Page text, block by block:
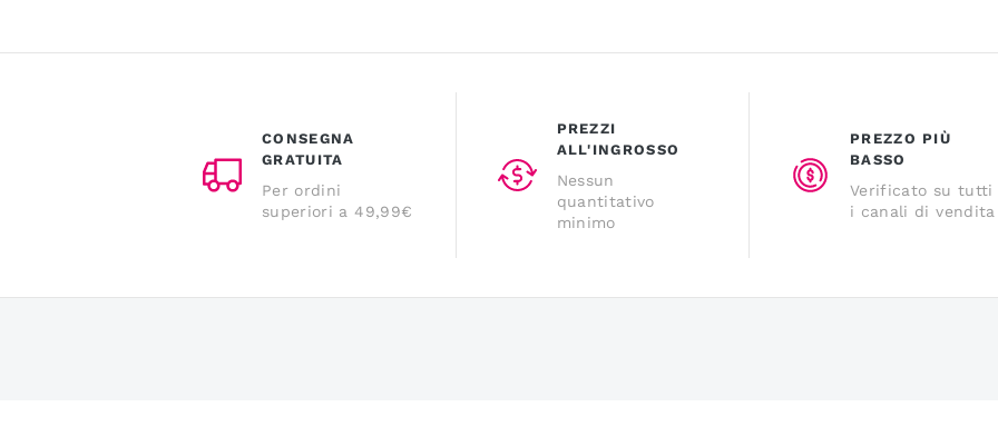
CONSEGNA
GRATUITA
Per ordini
superiori a 49,99€
PREZZI
ALL'INGROSSO
Nessun
quantitativo
minimo
PREZZO PIÙ
BASSO
Verificato su tutti
i canali di vendita